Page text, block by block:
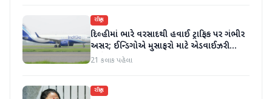
રાષ્ટ્રીય
દિલ્હીમાં ભારે વરસાદથી હવાઈ ટ્રાફિક પર ગંભીર
અસર; ઈન્ડિગોએ મુસાફરો માટે એડવાઈઝરી
જાહેર કરી
21 કલાક પહેલા
રાષ્ટ્રીય